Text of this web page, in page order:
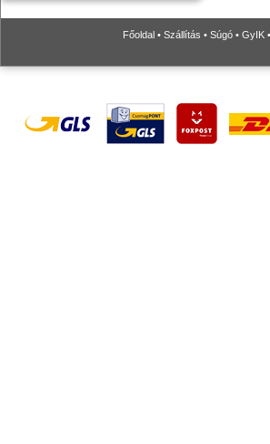
Főoldal • Szállítás • Súgó • GyIK •